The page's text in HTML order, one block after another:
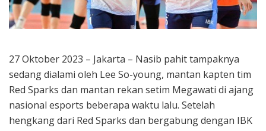
27 Oktober 2023 – Jakarta – Nasib pahit tampaknya
sedang dialami oleh Lee So-young, mantan kapten tim
Red Sparks dan mantan rekan setim Megawati di ajang
nasional esports beberapa waktu lalu. Setelah
hengkang dari Red Sparks dan bergabung dengan IBK